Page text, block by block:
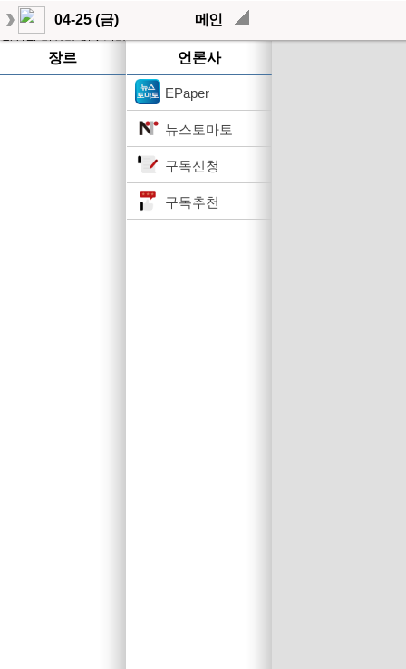
04-25 (금) 메인
장르 언론사
EPaper
뉴스토마토
구독신청
구독추천
작성된 기사가 없습니다.